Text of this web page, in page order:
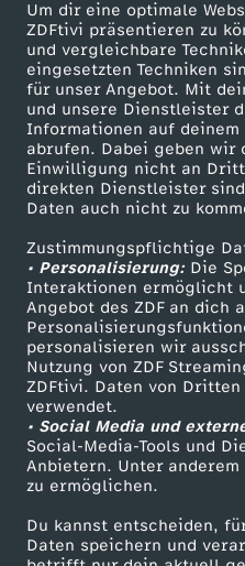
Um dir eine optimale
ZDFtivi präsentieren zu
und vergleichbare
eingesetzten Techniken
für unser Angebot. Mit
und unsere Dienstleister
Informationen auf
abrufen. Dabei geben wir
Einwilligung nicht an
direkten Dienstleister
Daten auch nicht zu
Zustimmungspflichtige
• Personalisierung:Die
Interaktionen ermöglicht
Angebot des ZDF an dich
personalisieren wir
Nutzung von ZDF
ZDFtivi. Daten von
verwendet.
• Social Media und
Social-Media-Tools und
Anbietern. Unter
zu ermöglichen.
Du kannst entscheiden,
Daten speichern und
d
e
r
u
n
g
d
e
s
A
Mehr ZDF
ZDF-Apps
Smart TV
ZDFtext
Livestreams
Sendungen A-Z
TV-Programm
ZDF Unternehmen
Karriere
ZDF goes Schule